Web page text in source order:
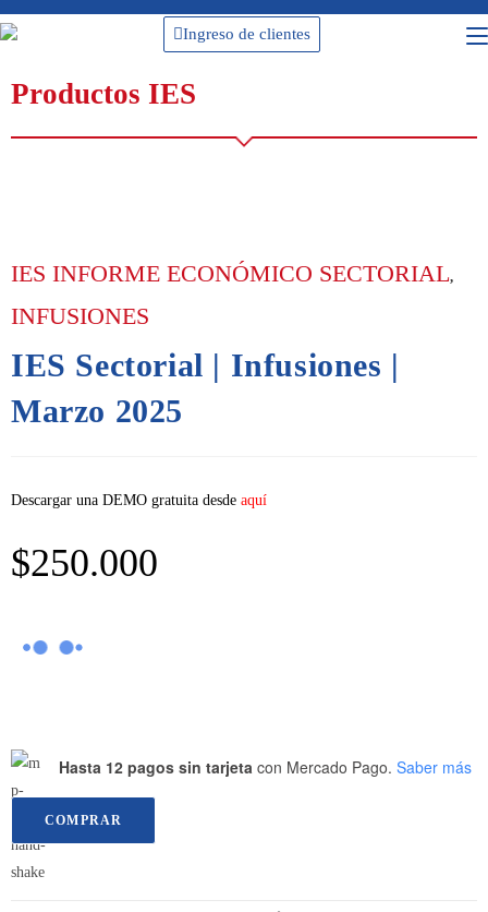
Ingreso de clientes
Productos IES
IES INFORME ECONÓMICO SECTORIAL,
INFUSIONES
IES Sectorial | Infusiones |
Marzo 2025
Descargar una DEMO gratuita desde aquí
$250.000
Hasta 12 pagos sin tarjeta con Mercado Pago. Saber más
COMPRAR